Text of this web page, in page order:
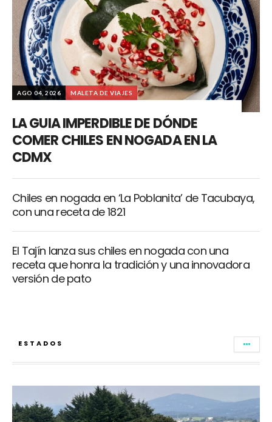
AGO 04, 2026 MALETA DE VIAJES
LA GUIA IMPERDIBLE DE DÓNDE
COMER CHILES EN NOGADA EN LA
CDMX
Chiles en nogada en ‘La Poblanita’ de Tacubaya,
con una receta de 1821
El Tajín lanza sus chiles en nogada con una
receta que honra la tradición y una innovadora
versión de pato
ESTADOS